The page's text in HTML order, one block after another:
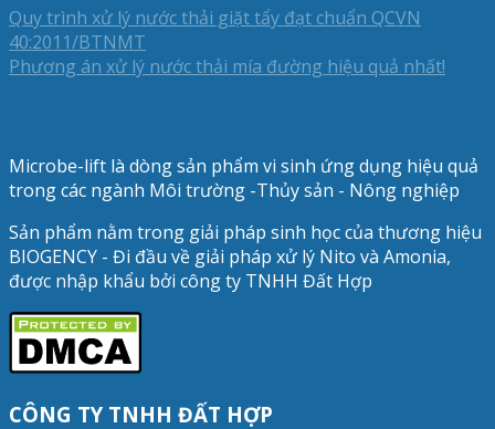
Quy trình xử lý nước thải giặt tẩy đạt chuẩn QCVN
40:2011/BTNMT
Phương án xử lý nước thải mía đường hiệu quả nhất!
Microbe-lift là dòng sản phẩm vi sinh ứng dụng hiệu quả
trong các ngành Môi trường -Thủy sản - Nông nghiệp
Sản phẩm nằm trong giải pháp sinh học của thương hiệu
BIOGENCY - Đi đầu về giải pháp xử lý Nito và Amonia,
được nhập khẩu bởi công ty TNHH Đất Hợp
CÔNG TY TNHH ĐẤT HỢP